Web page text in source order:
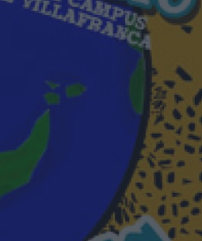
CAPAZ
REGRESO A PRIMERA DIVISIÓN